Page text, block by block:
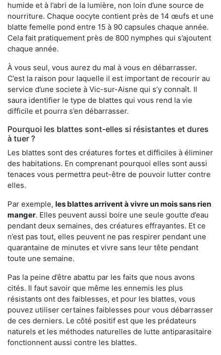
humide et à l’abri de la lumière, non loin d’une source de
nourriture. Chaque oocyte contient près de 14 œufs et une
blatte femelle pond entre 15 à 90 capsules chaque année.
Cela fait pratiquement près de 800 nymphes qui s’ajoutent
chaque année.
À vous seul, vous aurez du mal à vous en débarrasser.
C’est la raison pour laquelle il est important de recourir au
service d’une societe à Vic-sur-Aisne qui s’y connaît. Il
saura identifier le type de blattes qui vous rend la vie
difficile et pourra s’en débarrasser.
Pourquoi les blattes sont-elles si résistantes et dures
à tuer ?
Les blattes sont des créatures fortes et difficiles à éliminer
des habitations. En comprenant pourquoi elles sont aussi
tenaces vous permettra peut-être de pouvoir lutter contre
elles.
Par exemple, les blattes arrivent à vivre un mois sans rien
manger. Elles peuvent aussi boire une seule goutte d’eau
pendant deux semaines, des créatures effrayantes. Et ce
n’est pas tout, elles peuvent ne pas respirer pendant une
quarantaine de minutes et vivre sans leur tête pendant
toute une semaine.
Pas la peine d’être abattu par les faits que nous avons
cités. Il faut savoir que même les ennemis les plus
résistants ont des faiblesses, et pour les blattes, vous
pouvez utiliser certaines faiblesses pour vous débarrasser
de ces derniers. Le côté positif est que les prédateurs
naturels et les méthodes naturelles de lutte antiparasitaire
fonctionnent aussi contre les blattes.